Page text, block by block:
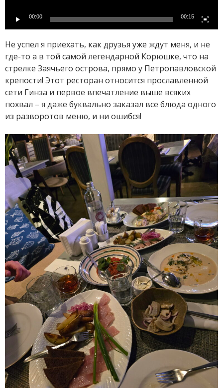
00:00 00:15
Не успел я приехать, как друзья уже ждут меня, и не
где-то а в той самой легендарной Корюшке, что на
стрелке Заячьего острова, прямо у Петропавловской
крепости! Этот ресторан относится прославленной
сети Гинза и первое впечатление выше всяких
похвал – я даже буквально заказал все блюда одного
из разворотов меню, и ни ошибся!